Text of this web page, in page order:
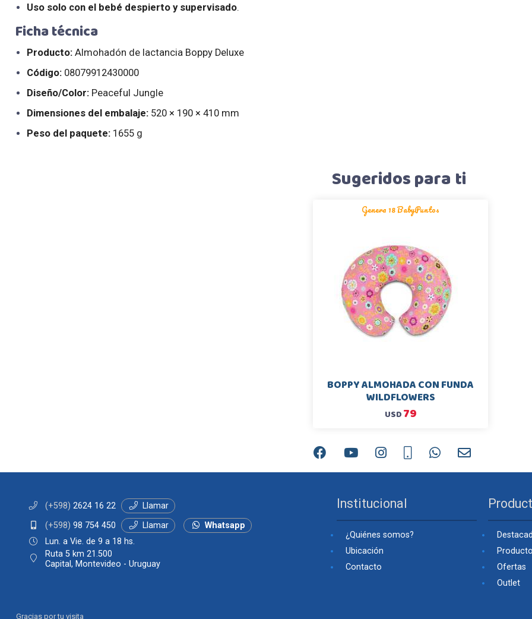
Uso solo con el bebé despierto y supervisado.
Ficha técnica
Producto: Almohadón de lactancia Boppy Deluxe
Código: 08079912430000
Diseño/Color: Peaceful Jungle
Dimensiones del embalaje: 520 × 190 × 410 mm
Peso del paquete: 1655 g
Sugeridos para ti
Genera 18 BabyPuntos
BOPPY ALMOHADA CON FUNDA
WILDFLOWERS
USD79
(+598) 2624 16 22
Llamar
(+598) 98 754 450 Llamar
Whatsapp
Lun. a Vie. de 9 a 18 hs.
Ruta 5 km 21.500
Capital, Montevideo - Uruguay
Institucional
¿Quiénes somos?
Ubicación
Contacto
Ofertas
Outlet
Gracias por tu visita